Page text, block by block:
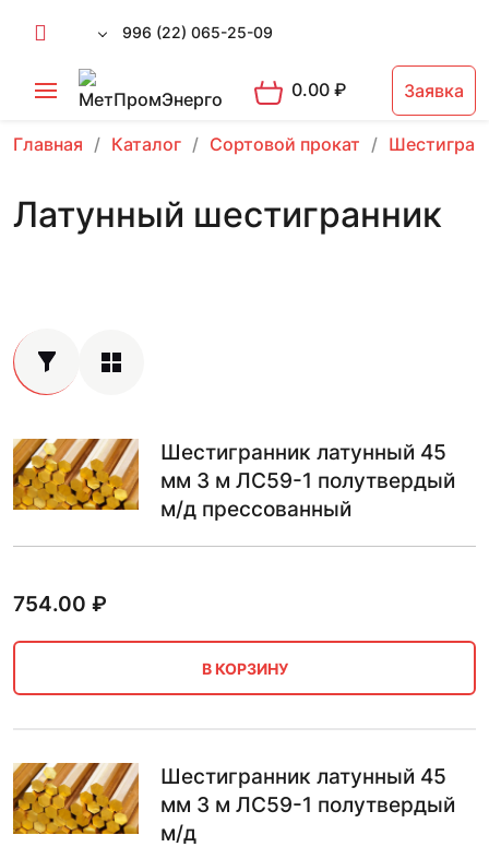
996 (22) 065-25-09
0.00₽ Заявка
Главная Каталог Сортовой прокат
Латунный шестигранник
Шестигранник латунный 45
мм 3 м ЛС59-1 полутвердый
м/д прессованный
754.00 ₽
В КОРЗИНУ
Шестигранник латунный 45
мм 3 м ЛС59-1 полутвердый
м/д